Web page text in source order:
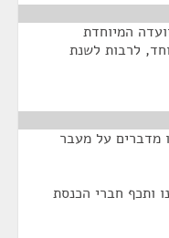
המיוחדת
לרבות לשנת
מדברים על מעבר
ותכף חברי הכנסת